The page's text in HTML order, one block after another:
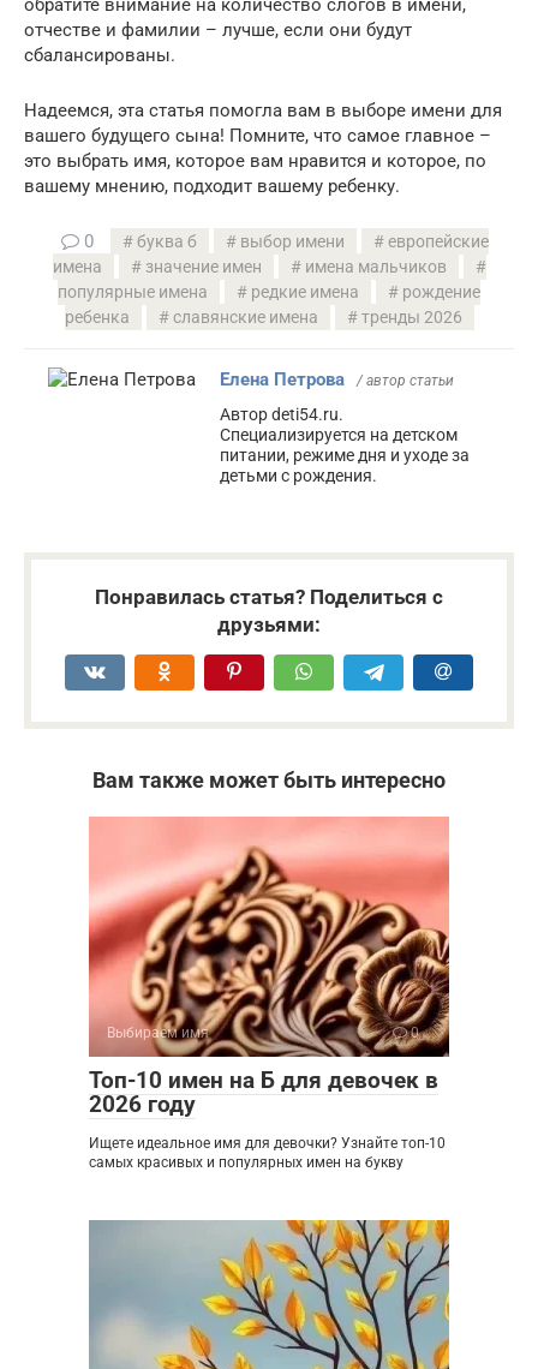
обратите внимание на количество слогов в имени,
отчестве и фамилии – лучше, если они будут
сбалансированы.
Надеемся, эта статья помогла вам в выборе имени для
вашего будущего сына! Помните, что самое главное –
это выбрать имя, которое вам нравится и которое, по
вашему мнению, подходит вашему ребенку.
0 буква б выбор имени
европейские
имена
значение имен
имена мальчиков
популярные имена
редкие имена
рождение
ребенка
славянские имена тренды 2026
Елена Петрова / автор статьи
Автор deti54.ru.
Специализируется на детском
питании, режиме дня и уходе за
детьми с рождения.
Понравилась статья? Поделиться с
друзьями:
Вам также может быть интересно
Выбираем имя 0
Топ-10 имен на Б для девочек в
2026 году
Ищете идеальное имя для девочки? Узнайте топ-10
самых красивых и популярных имен на букву